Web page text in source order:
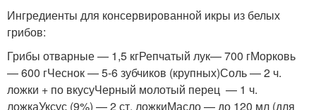
Ингредиенты для консервированной икры из белых
грибов:
Грибы отварные — 1,5 кгРепчатый лук— 700 гМорковь
— 600 гЧеснок — 5-6 зубчиков (крупных)Соль — 2 ч.
ложки + по вкусуЧерный молотый перец — 1 ч.
ложкаУксус (9%) — 2 ст. ложкиМасло — до 120 мл (для